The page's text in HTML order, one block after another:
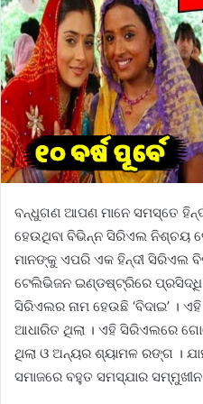
ବନ୍ଧୁଗଣ ଆପଣ ମାନେ ସମସ୍ତେ
ହେଉଥିବା ବିଭିନ୍ନ ସିରିଏଲ ନିଶ୍ଚୟ
ମାନଙ୍କୁ ଏପରି ଏକ ହିନ୍ଦୀ ସିରିଏଲ
ଟେଲିଭିଜନ ଇଣ୍ଡଷ୍ଟ୍ରିରେ ପ୍ରସିଦ୍ଧି
ସିରିଏଲର ନାମ ହେଉଛି ‘ବିଦାଇ’ ।
ଆଧାରିତ ଥିଲା । ଏହି ସିରିଏଲରେ
ଥିଲା ଓ ଅନ୍ୟର ଶ୍ୟାମଳ ରଙ୍ଗ ।
ସମାଜରେ ବହୁତ ସମସ୍ଯାର ସମ୍ମୁଖୀନ